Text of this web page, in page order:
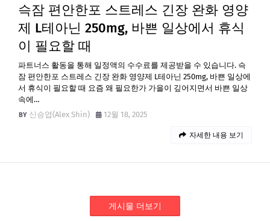
슥잠 편안한포 스트레스 긴장 완화 영양
제 L테아닌 250mg, 바쁜 일상에서 휴식
이 필요할 때
파트너스 활동을 통해 일정액의 수수료를 제공받을 수 있습니다. 슥
잠 편안한포 스트레스 긴장 완화 영양제 L테아닌 250mg, 바쁜 일상에
서 휴식이 필요할 때 요즘 왜 필요한가 가을이 깊어지면서 바쁜 일상
속에…
신승엽(Alex Shin)
12월 18, 2025
자세한 내용 보기
게시물 더보기